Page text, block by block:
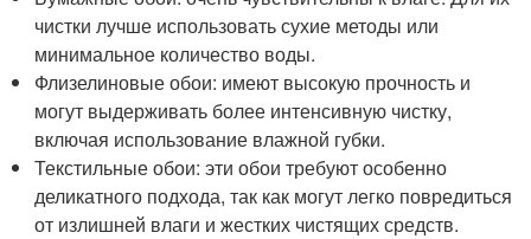
чистки лучше использовать сухие методы или
минимальное количество воды.
Флизелиновые обои: имеют высокую прочность и
могут выдерживать более интенсивную чистку,
включая использование влажной губки.
Текстильные обои: эти обои требуют особенно
деликатного подхода, так как могут легко повредиться
от излишней влаги и жестких чистящих средств.